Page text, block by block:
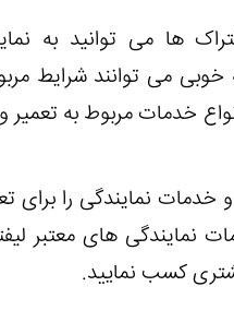
ها می توانید به
خوبی می توانند شرایط
خدمات مربوط به تعمیر
خدمات نمایندگی را
نمایندگی های معتبر
کسب نمایید.